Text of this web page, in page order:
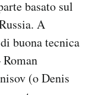
basato sul
A
buona tecnica
(o Denis